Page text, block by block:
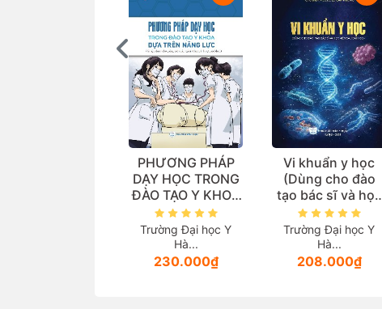
PHƯƠNG PHÁP
DẠY HỌC TRONG
ĐÀO TẠO Y KHOA
DỰA TRÊN NĂNG
LỰC (Tài liệu dành
cho giảng viên
các ngành thuộc
Trường Đại học Y
Hà...
230.000₫
Vi khuẩn y học
(Dùng cho đào
tạo bác sĩ và học
viên sau đại học)
Trường Đại học Y
Hà...
208.000₫